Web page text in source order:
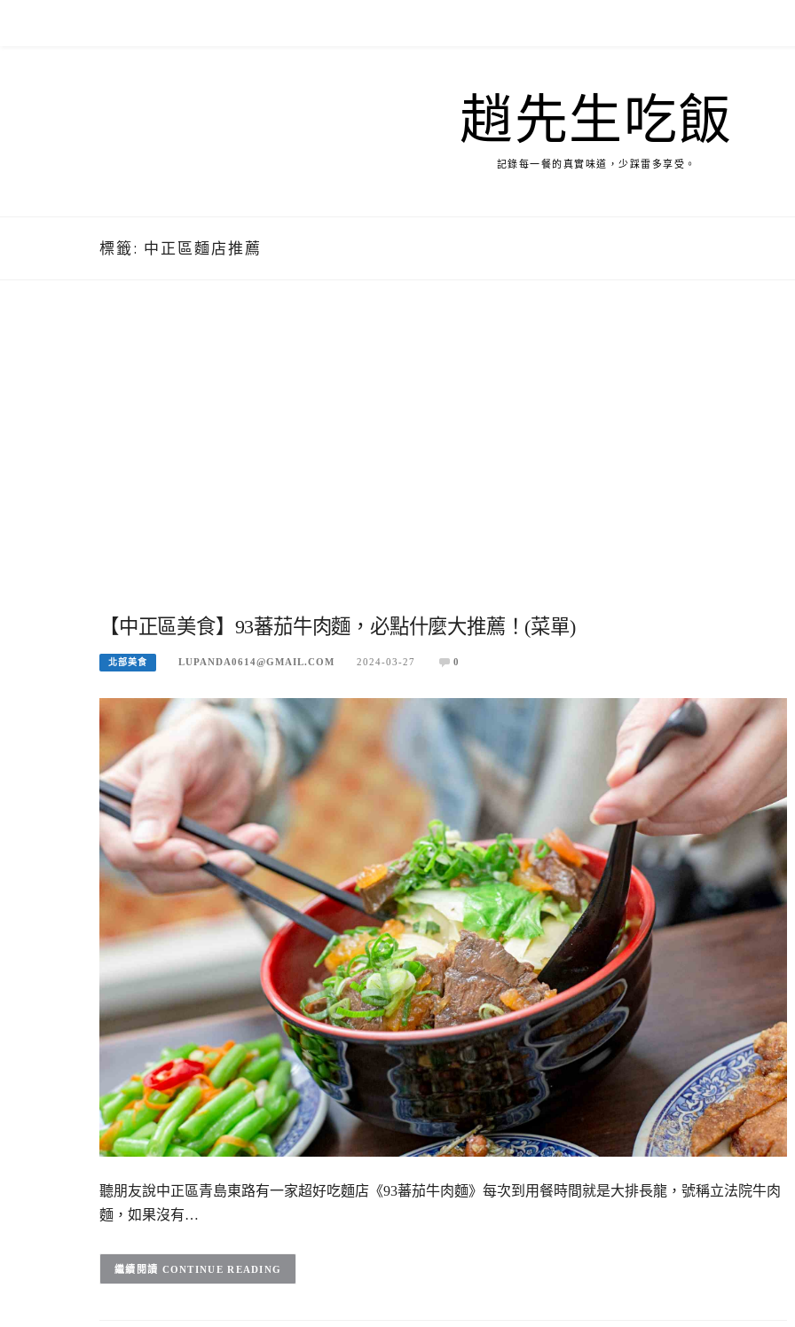
趙先生吃飯
記錄每一餐的真實味道，少踩雷多享受。
標籤: 中正區麵店推薦
【中正區美食】93蕃茄牛肉麵，必點什麼大推薦！(菜單)
北部美食 LUPANDA0614@GMAIL.COM 2024-03-27 0
聽朋友說中正區青島東路有一家超好吃麵店《93蕃茄牛肉麵》每次到用餐時間就是大排長龍，號稱立法院牛肉
麵，如果沒有…
CONTINUE READING